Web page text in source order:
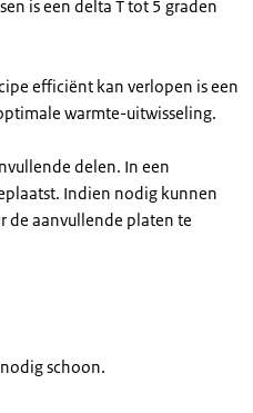
is een delta T tot 5 graden
efficiënt kan verlopen is een
warmte-uitwisseling.
delen. In een
Indien nodig kunnen
de aanvullende platen te
schoon.